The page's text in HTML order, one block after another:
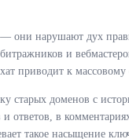
нарушают дух
и
приводит к
доменов с
в
такое насыщение